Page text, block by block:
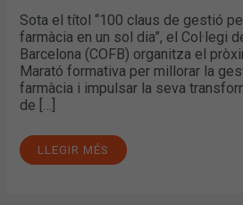
Sota el títol “100 claus de gestió
farmàcia en un sol dia”, el Col·legi
Barcelona (COFB) organitza el
Marató formativa per millorar la
farmàcia i impulsar la seva
de […]
LLEGIR MÉS